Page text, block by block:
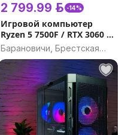
2 799.99 р. -14%
Игровой компьютер
Ryzen 5 7500F / RTX 3060 /
DDR5 16GB, 32GB / SSD
500Gb Гарантия на
игровой ПК
Барановичи, Брестская
область